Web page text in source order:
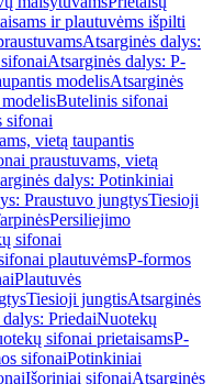
ir plautuvėms išpilti
Atsarginės dalys:
Atsarginės dalys: P-
modelisAtsarginės
Butelinis sifonai
sifonai
vietą taupantis
praustuvams, vietą
dalys: Potinkiniai
Praustuvo jungtysTiesioji
Persiliejimo
sifonai
plautuvėmsP-formos
Plautuvės
Tiesioji jungtisAtsarginės
PriedaiNuotekų
sifonai prietaisamsP-
sifonaiPotinkiniai
Išoriniai sifonaiAtsarginės